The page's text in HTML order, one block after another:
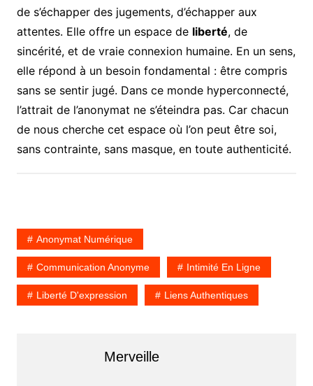
de s’échapper des jugements, d’échapper aux
attentes. Elle offre un espace de liberté, de
sincérité, et de vraie connexion humaine. En un sens,
elle répond à un besoin fondamental : être compris
sans se sentir jugé. Dans ce monde hyperconnecté,
l’attrait de l’anonymat ne s’éteindra pas. Car chacun
de nous cherche cet espace où l’on peut être soi,
sans contrainte, sans masque, en toute authenticité.
Anonymat Numérique
Communication Anonyme Intimité En Ligne
Liberté D'expression Liens Authentiques
Merveille